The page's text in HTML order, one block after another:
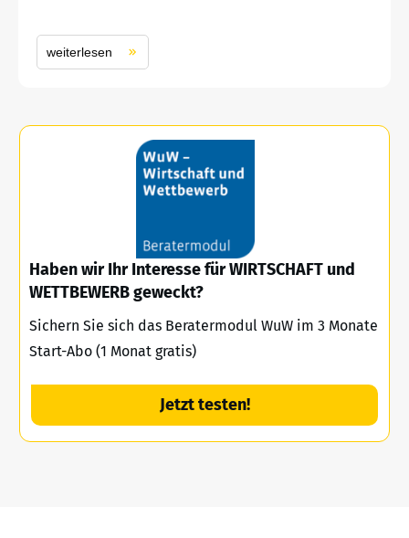
weiterlesen
Haben wir Ihr Interesse für WIRTSCHAFT und
WETTBEWERB geweckt?
Sichern Sie sich das Beratermodul WuW im 3 Monate
Start-Abo (1 Monat gratis)
Jetzt testen!